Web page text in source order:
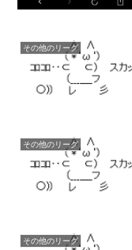
その他のリーグ
その他のリーグ
その他のリーグ